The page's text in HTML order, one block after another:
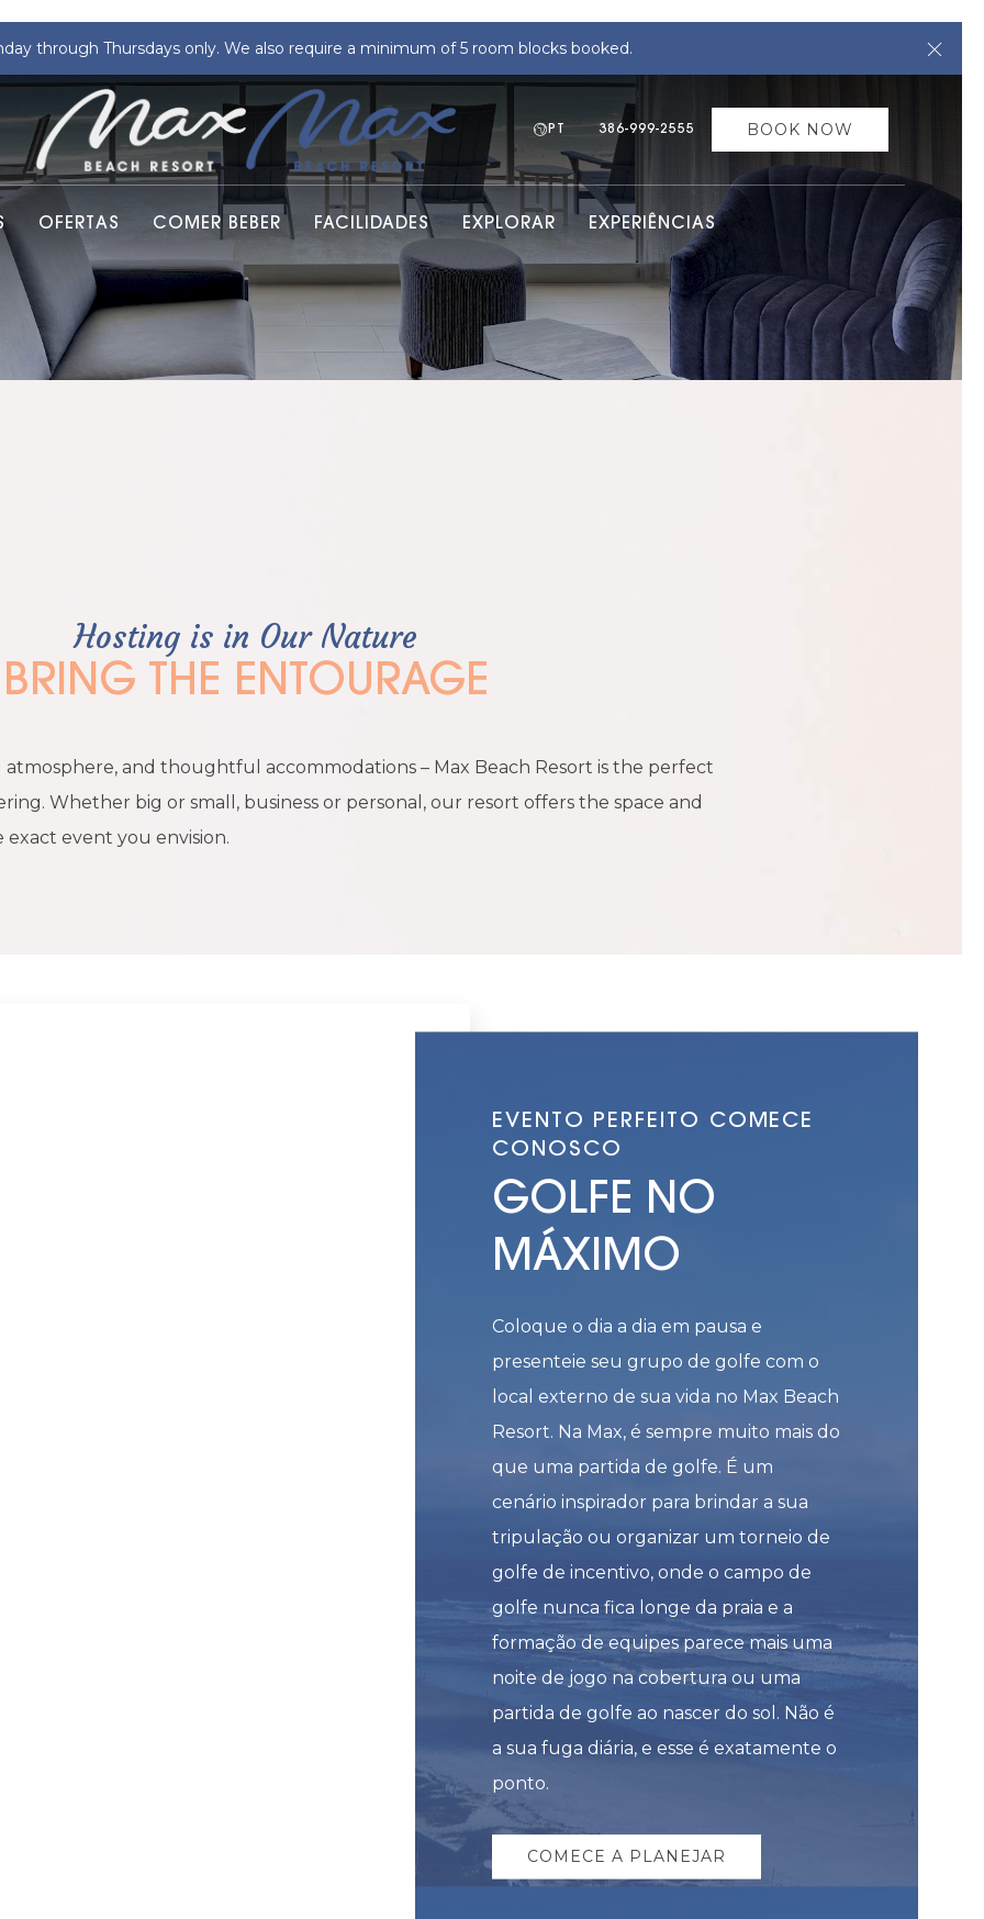
through Thursdays only. We also require a minimum of 5 room blocks booked.
PT 386-999-2555 BOOK NOW
OFERTAS COMER BEBER FACILIDADES EXPLORAR EXPERIÊNCIAS
Hosting is in Our Nature
BRING THE ENTOURAGE
atmosphere, and thoughtful accommodations – Max Beach Resort is the perfect
Whether big or small, business or personal, our resort offers the space and
event you envision.
EVENTO PERFEITO COMECE
CONOSCO
GOLFE NO
MÁXIMO
Coloque o dia a dia em pausa e
presenteie seu grupo de golfe com o
local externo de sua vida no Max Beach
Resort. Na Max, é sempre muito mais do
que uma partida de golfe. É um
cenário inspirador para brindar a sua
tripulação ou organizar um torneio de
golfe de incentivo, onde o campo de
golfe nunca fica longe da praia e a
formação de equipes parece mais uma
noite de jogo na cobertura ou uma
partida de golfe ao nascer do sol. Não é
a sua fuga diária, e esse é exatamente o
ponto.
COMECE A PLANEJAR